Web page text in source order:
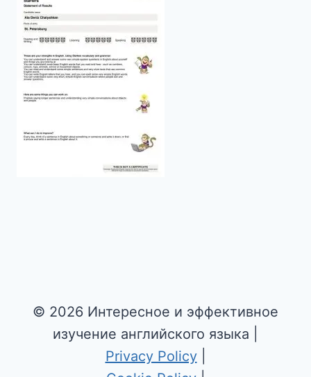
© 2026 Интересное и эффективное
изучение английского языка |
Privacy Policy|